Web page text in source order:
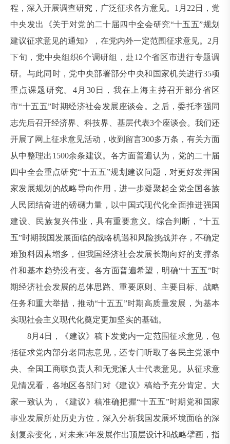
程，深入开展调查研究，广泛征求各方意见。1月22日，党
中央发出《关于对党的二十届四中全会研究“十五五”规划
建议征求意见的通知》，在党内外一定范围征求意见。2月
下旬，党中央组织6个调研组，赴12个省区市进行专题调
研。与此同时，党中央部署部分中央和国家机关进行35项
重点课题研究。4月30日，我在上海主持召开部分省区
市“十五五”时期经济社会发展座谈会。之后，委托李强同
志先后召开经济界、科技界、基层代表3个座谈会。我们还
开展了网上征求意见活动，收到留言300多万条，有关方面
从中整理出1500余条建议。各方面普遍认为，党的二十届
四中全会重点研究“十五五”规划建议问题，对更好发挥国
家发展规划的战略导向作用，进一步凝聚起全党全国各族
人民团结奋进的磅礴力量，以中国式现代化全面推进强国
建设、民族复兴伟业，具有重要意义。综合判断，“十五
五”时期我国发展面临的战略机遇和风险挑战并存，不确定
难预料因素增多，但我国经济社会发展长期向好的支撑条
件和基本趋势没有变。各方面普遍希望，明确“十五五”时
期经济社会发展的总体思路、重要原则、主要目标、战略
任务和重大举措，推动“十五五”时期高质量发展，为基本
实现社会主义现代化奠定更加坚实的基础。
8月4日，《建议》稿下发党内一定范围征求意见，包
括征求党内部分老同志意见，还专门听取了各民主党派中
央、全国工商联负责人和无党派人士代表意见。从征求意
见情况看，各地区各部门对《建议》稿给予充分肯定。大
家一致认为，《建议》稿准确把握“十五五”时期党和国家
事业发展所处历史方位，深入分析我国发展环境面临的深
刻复杂变化，对未来5年发展作出顶层设计和战略擘画，指